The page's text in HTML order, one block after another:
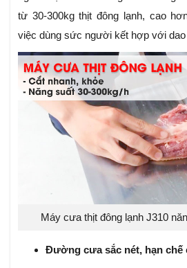
từ 30-300kg thịt đông lạnh, cao
việc dùng sức người kết hợp với dao
Máy cưa thịt đông lạnh J310
Đường cưa sắc nét, hạn chế